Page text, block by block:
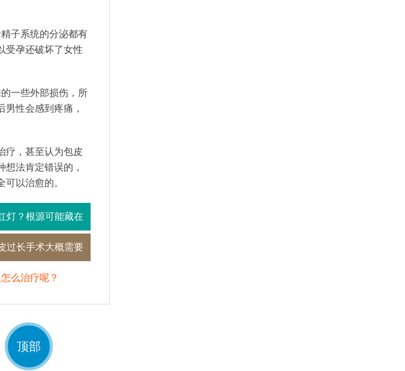
子系统的分泌都有
受孕还破坏了女性
一些外部损伤，所
性会感到疼痛，
疗，甚至认为包皮
法肯定错误的，
以治愈的。
灯？根源可能藏在
科问题里
过长手术大概需要
么治疗呢？
顶部